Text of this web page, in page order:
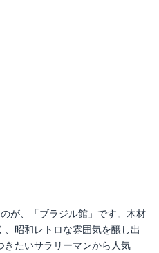
が、「ブラジル館」です。木材
昭和レトロな雰囲気を醸し出
きたいサラリーマンから人気